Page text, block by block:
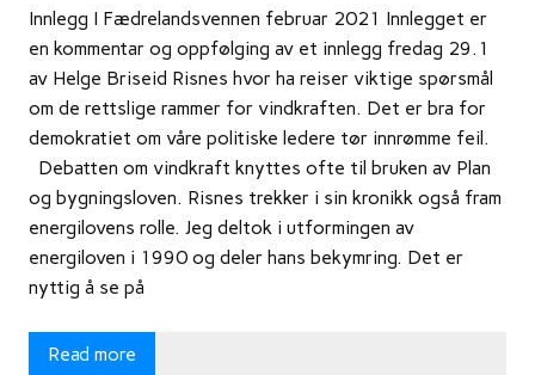
Innlegg I Fædrelandsvennen februar 2021 Innlegget er
en kommentar og oppfølging av et innlegg fredag 29.1
av Helge Briseid Risnes hvor ha reiser viktige spørsmål
om de rettslige rammer for vindkraften. Det er bra for
demokratiet om våre politiske ledere tør innrømme feil.
Debatten om vindkraft knyttes ofte til bruken av Plan
og bygningsloven. Risnes trekker i sin kronikk også fram
energilovens rolle. Jeg deltok i utformingen av
energiloven i 1990 og deler hans bekymring. Det er
nyttig å se på
Read more